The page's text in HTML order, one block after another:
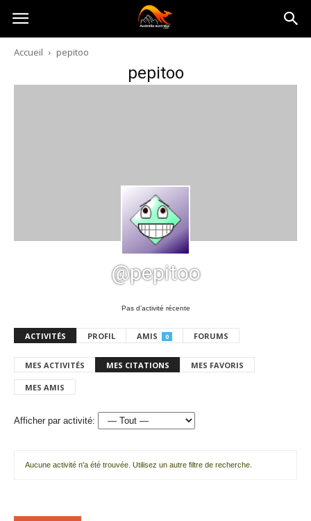
Australia-
australie.com
Accueil pepitoo
pepitoo
@pepitoo
Pas d’activité récente
ACTIVITÉS PROFIL AMIS 0 FORUMS
MES ACTIVITÉS MES CITATIONS MES FAVORIS
MES AMIS
Afficher par activité:
Aucune activité n'a été trouvée. Utilisez un autre filtre de recherche.